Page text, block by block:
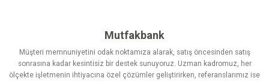
Görüş ve önerileriniz için teşekkür ederiz.
Ürün resmi kalitesiz, bozuk veya görüntülenemiyor.
Ürün açıklamasında eksik bilgiler bulunuyor.
Mutfakbank
Müşteri memnuniyetini odak noktamıza alarak, satış öncesinden satış
sonrasına kadar kesintisiz bir destek sunuyoruz. Uzman kadromuz, her
ölçekte işletmenin ihtiyacına özel çözümler geliştirirken, referanslarımız ise